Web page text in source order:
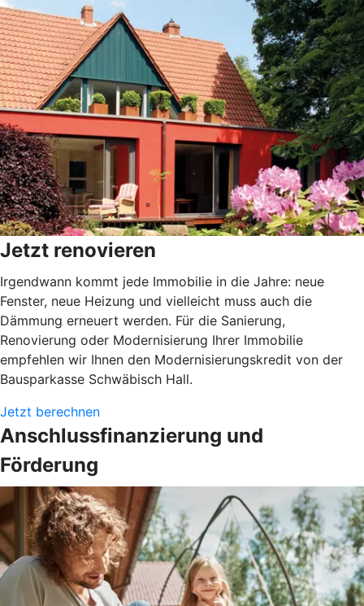
Jetzt renovieren
Irgendwann kommt jede Immobilie in die Jahre: neue
Fenster, neue Heizung und vielleicht muss auch die
Dämmung erneuert werden. Für die Sanierung,
Renovierung oder Modernisierung Ihrer Immobilie
empfehlen wir Ihnen den Modernisierungskredit von der
Bausparkasse Schwäbisch Hall.
Jetzt berechnen
Anschlussfinanzierung und
Förderung